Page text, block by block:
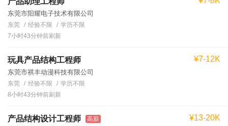
东莞市阳耀电子技术有限公司
东莞 经验不限
学历不限
7小时43分钟前刷新
玩具产品结构工程师
东莞市祺丰动漫科技有限公司
¥7-12K
东莞 经验不限
学历不限
8小时43分钟前刷新
产品结构设计工程师 高薪 ¥13-20K